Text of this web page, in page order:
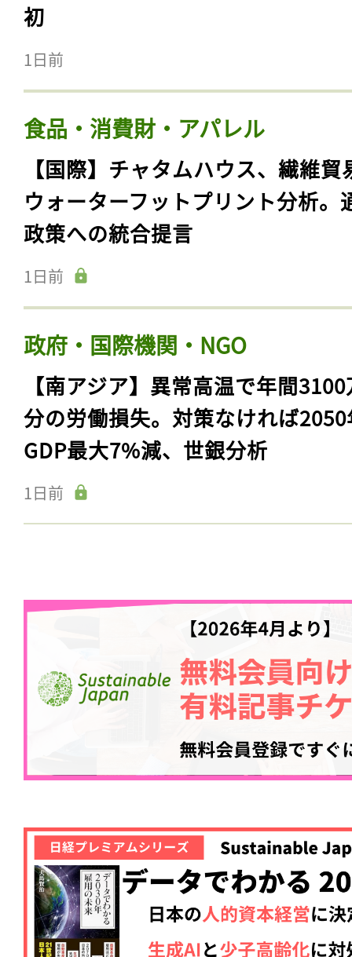
初
1日前
食品・消費財・アパレル
【国際】チャタムハウス、繊維貿
ウォーターフットプリント分析。
政策への統合提言
1日前
政府・国際機関・NGO
【南アジア】異常高温で年間
分の労働損失。対策なければ
GDP最大7%減、世銀分析
1日前